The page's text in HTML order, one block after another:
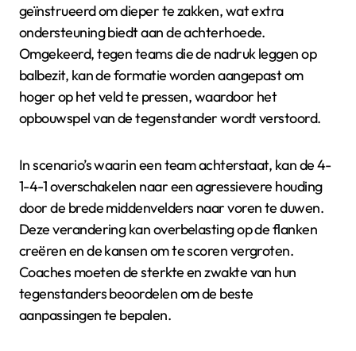
geïnstrueerd om dieper te zakken, wat extra
ondersteuning biedt aan de achterhoede.
Omgekeerd, tegen teams die de nadruk leggen op
balbezit, kan de formatie worden aangepast om
hoger op het veld te pressen, waardoor het
opbouwspel van de tegenstander wordt verstoord.
In scenario’s waarin een team achterstaat, kan de 4-
1-4-1 overschakelen naar een agressievere houding
door de brede middenvelders naar voren te duwen.
Deze verandering kan overbelasting op de flanken
creëren en de kansen om te scoren vergroten.
Coaches moeten de sterkte en zwakte van hun
tegenstanders beoordelen om de beste
aanpassingen te bepalen.